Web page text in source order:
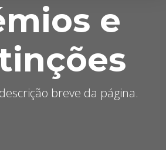
e
breve da página.